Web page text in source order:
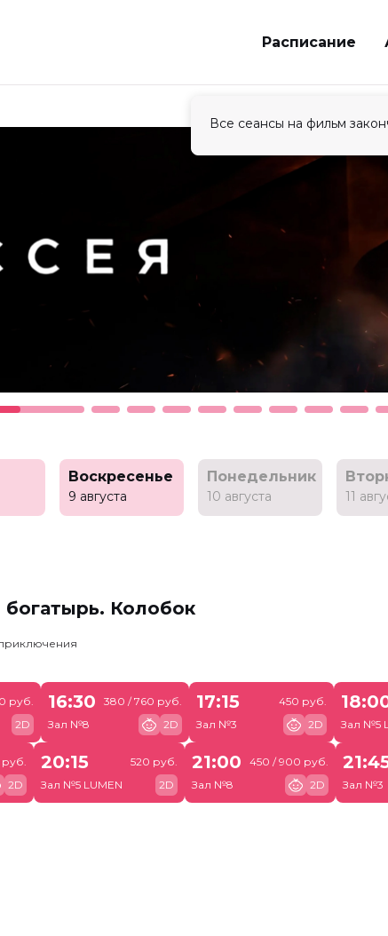
Расписание
Воскресенье
9 августа
Понедельник
10 августа 11
Колобок
руб.
2D
16:30
Зал №8
380 / 760 руб.
2D
17:15
Зал №3
450 руб.
2D
Зал №5
2D
20:15
Зал №5 LUMEN
520 руб.
2D
21:00
Зал №8
450 / 900 руб.
2D
Зал №3